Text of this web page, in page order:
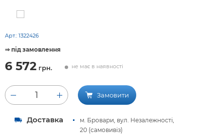
Арт.: 1322426
⇒ під замовлення
6 572 грн. не має в наявності
1 Замовити
Доставка
м. Бровари, вул. Незалежності,
20 (самовивіз)